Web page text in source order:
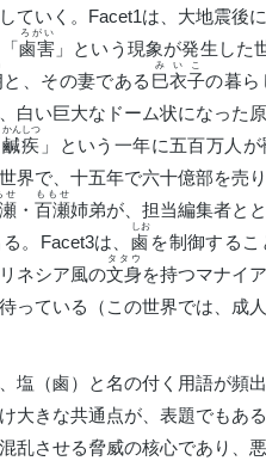
ていく。Facet1は、大地震後
鹵害
ろがい
」という現象が発生した
と、その妻である 巳衣子
みいこ
の暮ら
白い巨大なドーム状になった
鹹疾
かんしつ
」という一年に五百万人
界で、十五年で六十億部を売
せ
・ 百瀬
ももせ
姉弟が、担当編集者と
。Facet3は、 鹵
しお
を制御する
ネシア風の文身
タタウ
を持つマナイ
っている（この世界では、成
塩（鹵）と名の付く用語が頻
大きな共通点が、表題でもあ
乱させる脅威の核心であり、